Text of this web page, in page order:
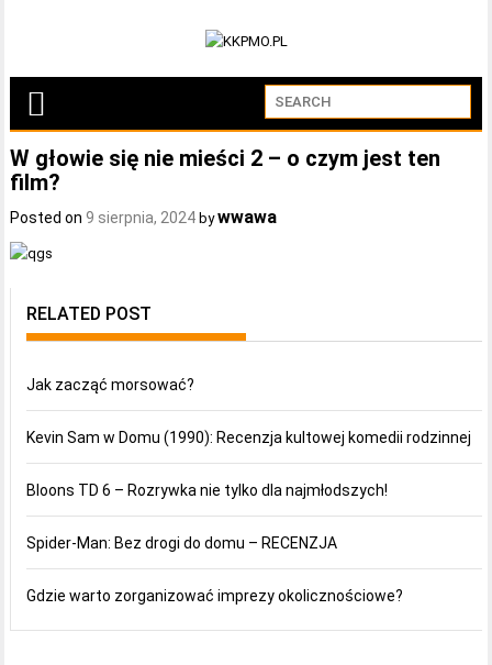
W głowie się nie mieści 2 – o czym jest ten
film?
Posted on9 sierpnia, 2024 bywwawa
RELATED POST
Jak zacząć morsować?
Kevin Sam w Domu (1990): Recenzja kultowej komedii rodzinnej
Bloons TD 6 – Rozrywka nie tylko dla najmłodszych!
Spider-Man: Bez drogi do domu – RECENZJA
Gdzie warto zorganizować imprezy okolicznościowe?